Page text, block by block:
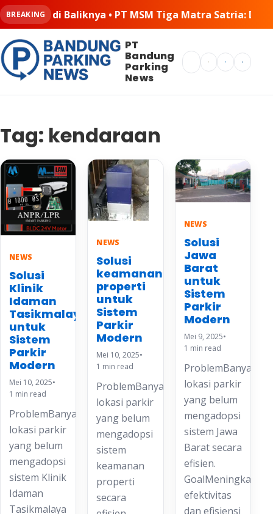
BREAKING Satria: Dinamika Pelaksanaan Kerja
PT
Bandung
Parking
News
Search
Tag: kendaraan
NEWS
Solusi
Klinik
Idaman
Tasikmalaya
untuk
Sistem
Parkir
Modern
Mei 10, 2025•
1 min read
ProblemBanyak
lokasi parkir
yang belum
mengadopsi
sistem Klinik
Idaman
Tasikmalaya
NEWS
Solusi
keamanan
properti
untuk
Sistem
Parkir
Modern
Mei 10, 2025•
1 min read
ProblemBanyak
lokasi parkir
yang belum
mengadopsi
sistem
keamanan
properti
secara
NEWS
Solusi
Jawa
Barat
untuk
Sistem
Parkir
Modern
Mei 9, 2025•
1 min read
ProblemBanyak
lokasi parkir
yang belum
mengadopsi
sistem Jawa
Barat secara
efisien.
GoalMeningkatkan
efektivitas
dan efisiensi